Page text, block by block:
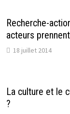
Recherche-
acteurs
18 juillet 2014
La culture et le
?